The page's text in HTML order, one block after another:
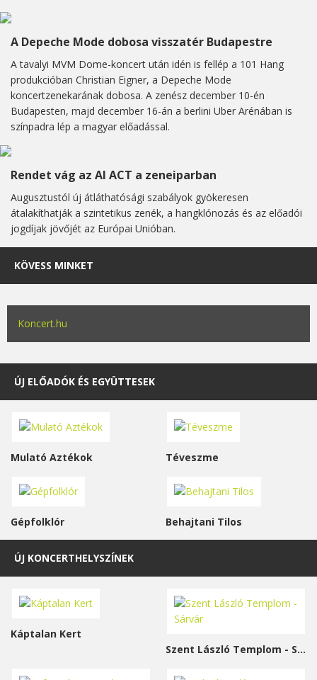
A Depeche Mode dobosa visszatér Budapestre
A tavalyi MVM Dome-koncert után idén is fellép a 101 Hang
produkcióban Christian Eigner, a Depeche Mode
koncertzenekarának dobosa. A zenész december 10-én
Budapesten, majd december 16-án a berlini Uber Arénában is
színpadra lép a magyar előadással.
Rendet vág az AI ACT a zeneiparban
Augusztustól új átláthatósági szabályok gyökeresen
átalakíthatják a szintetikus zenék, a hangklónozás és az előadói
jogdíjak jövőjét az Európai Unióban.
KÖVESS MINKET
Koncert.hu
ÚJ ELŐADÓK ÉS EGYÜTTESEK
Mulató Aztékok Téveszme
Gépfolklór Behajtani Tilos
ÚJ KONCERTHELYSZÍNEK
Káptalan Kert
Szent László Templom - Sárvár